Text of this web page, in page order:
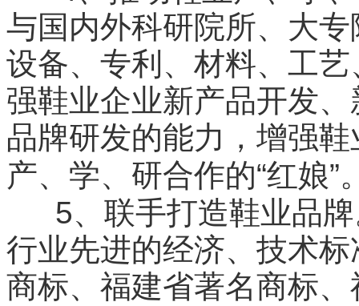
与国内外科研院所、大
设备、专利、材料、工
强鞋业企业新产品开发
品牌研发的能力，增强
产、学、研合作的“红娘”
5、联手打造鞋业品
行业先进的经济、技术
商标、福建省著名商标